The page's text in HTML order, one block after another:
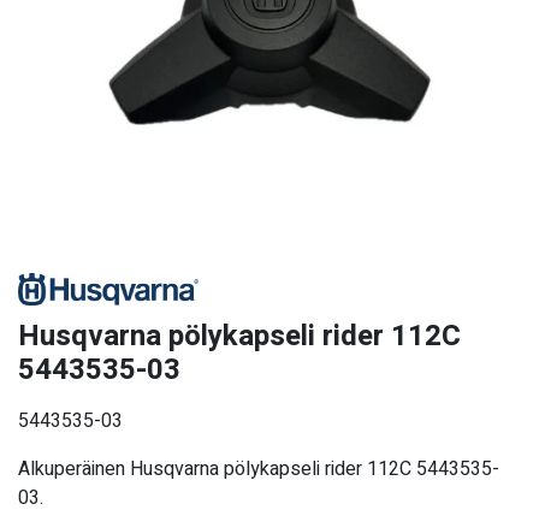
Husqvarna pölykapseli rider 112C
5443535-03
5443535-03
Alkuperäinen Husqvarna pölykapseli rider 112C 5443535-
03.